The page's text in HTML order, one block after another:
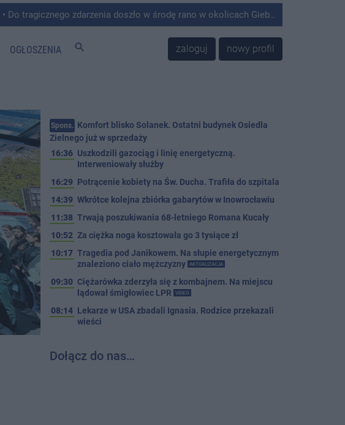
• Do tragicznego zdarzenia doszło w środę rano w okolicach Giebni koło Janikowa. Wówczas na słupie energetycznym odnaleziono ciało mężczyzny.
OGŁOSZENIA search zaloguj nowy profil
Spons. Komfort blisko Solanek. Ostatni budynek Osiedla
Zielnego już w sprzedaży
16:36 Uszkodzili gazociąg i linię energetyczną.
Interweniowały służby
16:29 Potrącenie kobiety na Św. Ducha. Trafiła do szpitala
14:39 Wkrótce kolejna zbiórka gabarytów w Inowrocławiu
11:38 Trwają poszukiwania 68-letniego Romana Kucały
10:52 Za ciężka noga kosztowała go 3 tysiące zł
10:17 Tragedia pod Janikowem. Na słupie energetycznym
znaleziono ciało mężczyzny
AKTUALIZACJA
09:30 Ciężarówka zderzyła się z kombajnem. Na miejscu
lądował śmigłowiec LPR
VIDEO
08:14 Lekarze w USA zbadali Ignasia. Rodzice przekazali
wieści
Dołącz do nas…